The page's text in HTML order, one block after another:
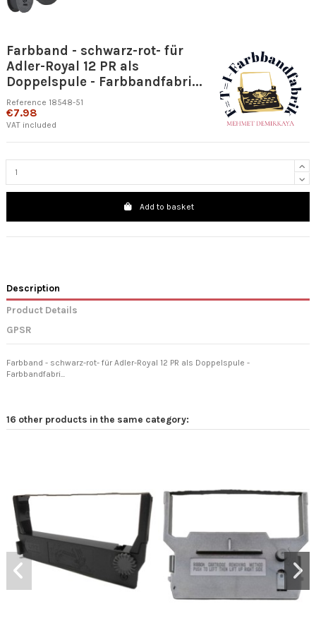
Farbband - schwarz-rot- für
Adler-Royal 12 PR als
Doppelspule - Farbbandfabri...
Reference 18548-51
€7.98
VAT included
Add to basket
Description
Product Details
GPSR
Farbband - schwarz-rot- für Adler-Royal 12 PR als Doppelspule -
Farbbandfabri...
16 other products in the same category: